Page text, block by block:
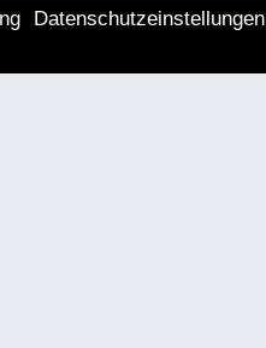
Datenschutzeinstellungen